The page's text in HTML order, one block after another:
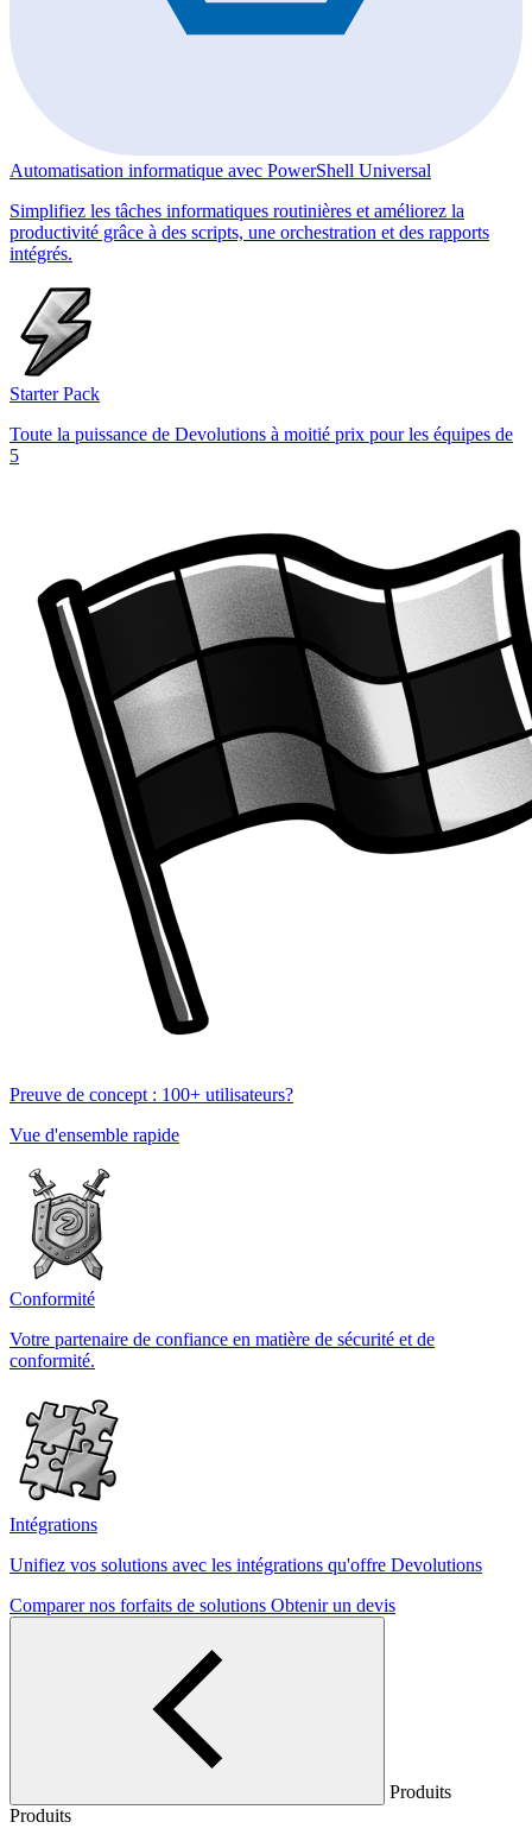
Automatisation informatique avec PowerShell Universal
Simplifiez les tâches informatiques routinières et améliorez la
productivité grâce à des scripts, une orchestration et des rapports
intégrés.
Starter Pack
Toute la puissance de Devolutions à moitié prix pour les équipes de
5
Preuve de concept : 100+ utilisateurs?
Vue d'ensemble rapide
Conformité
Votre partenaire de confiance en matière de sécurité et de
conformité.
Intégrations
Unifiez vos solutions avec les intégrations qu'offre Devolutions
Comparer nos forfaits de solutions Obtenir un devis
Produits
Produits